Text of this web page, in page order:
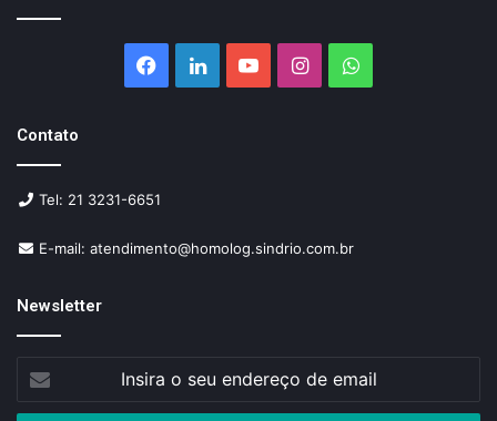
Facebook
LinkedinYouTubeInstagramWhatsApp
Contato
Tel: 21 3231-6651
E-mail: atendimento@homolog.sindrio.com.br
Newsletter
seu